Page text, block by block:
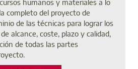
humanos y materiales a lo
completo del proyecto de
de las técnicas para lograr los
alcance, coste, plazo y calidad,
de todas las partes